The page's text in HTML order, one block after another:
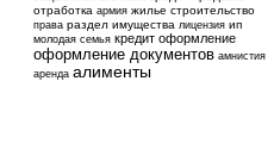
отработка армия жилье строительство
права раздел имущества лицензия ип
молодая семья кредит оформление
оформление документов амнистия
аренда алименты